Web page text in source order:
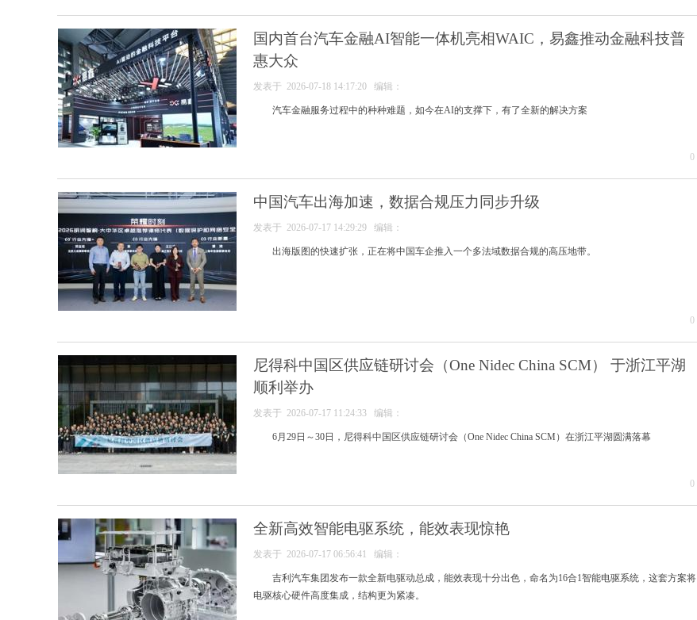
国内首台汽车金融AI智能一体机亮相WAIC，易鑫推动金融科技普
惠大众
发表于 2026-07-18 14:17:20 编辑：
汽车金融服务过程中的种种难题，如今在AI的支撑下，有了全新的解决方案
0
中国汽车出海加速，数据合规压力同步升级
发表于 2026-07-17 14:29:29 编辑：
出海版图的快速扩张，正在将中国车企推入一个多法域数据合规的高压地带。
0
尼得科中国区供应链研讨会（One Nidec China SCM） 于浙江平湖
顺利举办
发表于 2026-07-17 11:24:33 编辑：
6月29日～30日，尼得科中国区供应链研讨会（One Nidec China SCM）在浙江平湖圆满落幕
0
全新高效智能电驱系统，能效表现惊艳
发表于 2026-07-17 06:56:41 编辑：
吉利汽车集团发布一款全新电驱动总成，能效表现十分出色，命名为16合1智能电驱系统，这套方案将
电驱核心硬件高度集成，结构更为紧凑。